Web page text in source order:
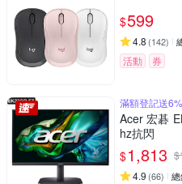
$599
4.8 (142)
活動 券
滿額登記送6%
Acer 宏碁
hz抗閃
$1,813 $
4.9 (66)